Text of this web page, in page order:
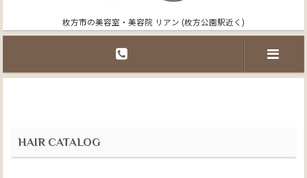
枚方市の美容室・美容院 リアン (枚方公園駅近く)
HAIR CATALOG